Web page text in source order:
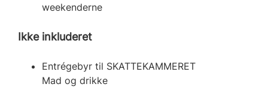
weekenderne
Ikke inkluderet
Entrégebyr til SKATTEKAMMERET
Mad og drikke